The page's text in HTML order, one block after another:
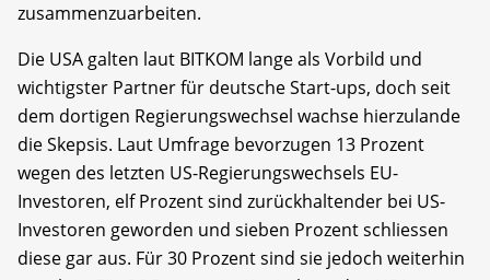
zusammenzuarbeiten.
Die USA galten laut BITKOM lange als Vorbild und
wichtigster Partner für deutsche Start-ups, doch seit
dem dortigen Regierungswechsel wachse hierzulande
die Skepsis. Laut Umfrage bevorzugen 13 Prozent
wegen des letzten US-Regierungswechsels EU-
Investoren, elf Prozent sind zurückhaltender bei US-
Investoren geworden und sieben Prozent schliessen
diese gar aus. Für 30 Prozent sind sie jedoch weiterhin